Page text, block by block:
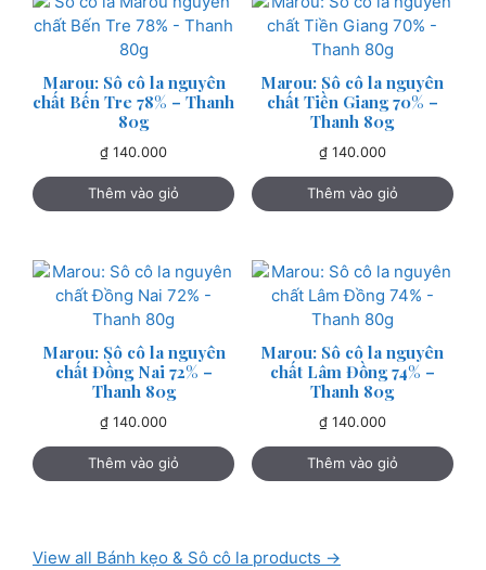
Marou: Sô cô la nguyên
chất Bến Tre 78% – Thanh
80g
₫ 140.000
Thêm vào giỏ
Marou: Sô cô la nguyên
chất Tiền Giang 70% –
Thanh 80g
₫140.000
Thêm vào giỏ
Marou: Sô cô la nguyên
chất Đồng Nai 72% –
Thanh 80g
₫ 140.000
Thêm vào giỏ
Marou: Sô cô la nguyên
chất Lâm Đồng 74% –
Thanh 80g
₫140.000
Thêm vào giỏ
View all Bánh kẹo & Sô cô la products →